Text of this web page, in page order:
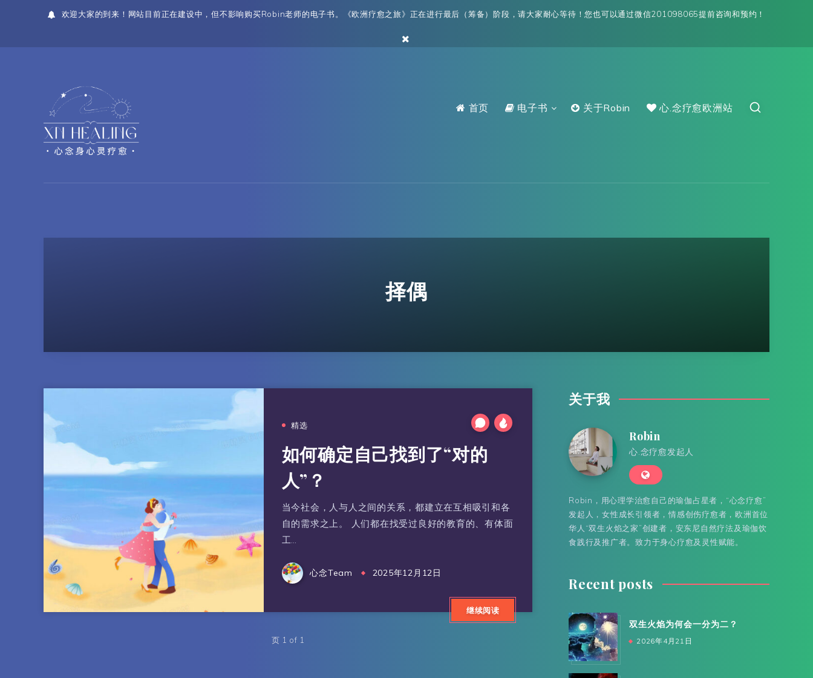
欢迎大家的到来！网站目前正在建设中，但不影响购买Robin老师的电子书。《欧洲疗愈之旅》正在进行最后（筹备）阶段，请大家耐心等待！您也可以通过微信201098065提前咨询和预约！
首页 电子书 关于Robin 心.念疗愈欧洲站
择偶
精选
如何确定自己找到了“对的
人”？
当今社会，人与人之间的关系，都建立在互相吸引和各
自的需求之上。 人们都在找受过良好的教育的、有体面
工…
心念Team 2025年12月12日
继续阅读
页 1 of 1
关于我
Robin
心.念疗愈发起人
Robin，用心理学治愈自己的瑜伽占星者，“心念疗愈”
发起人，女性成长引领者，情感创伤疗愈者，欧洲首位
华人“双生火焰之家”创建者，安东尼自然疗法及瑜伽饮
食践行及推广者。致力于身心疗愈及灵性赋能。
Recent posts
双生火焰为何会一分为二？
2026年4月21日